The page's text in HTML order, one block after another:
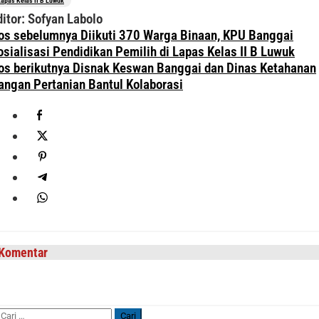
Sofyan Labolo
sebelumnya Diikuti 370 Warga Binaan, KPU Banggai
Pendidikan Pemilih di Lapas Kelas II B Luwuk
berikutnya Disnak Keswan Banggai dan Dinas Ketahanan
Pertanian Bantul Kolaborasi